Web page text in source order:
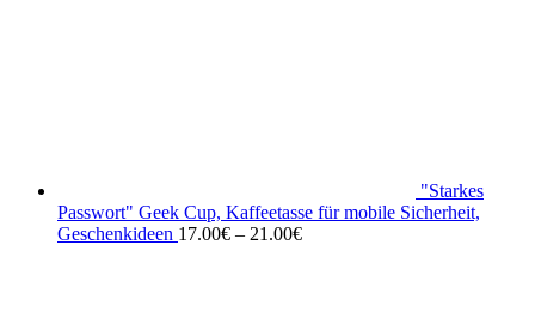
"Starkes
Passwort" Geek Cup, Kaffeetasse für mobile Sicherheit,
Geschenkideen 17.00€ – 21.00€